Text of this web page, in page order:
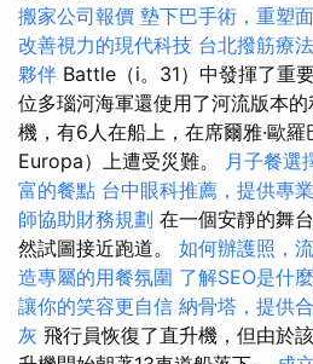
搬家公司報價 墊下巴手術，重塑
改善視力的現代科技 台北撥筋療法
夥伴 Battle（i。31）中發揮了重
位多瑙河海軍還使用了河流版本
機，有6人在船上，在席爾雅·歐羅
Europa）上遭受災難。 月子餐選
富的餐點 台中眼科推薦，提供專
師協助財務規劃 在一個安靜的舞
然試圖接近跑道。 如何辦護照，
造專屬的用餐氛圍 了解SEO是什
讓你的笑容更自信 納骨塔，提供
灰 飛行員恢復了直升機，但由於